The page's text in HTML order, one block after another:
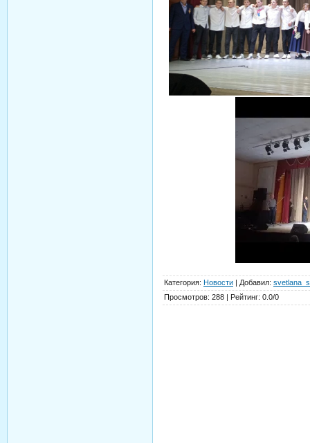
Категория: Новости | Добавил:
Просмотров: 288 | Рейтинг: 0.0/0